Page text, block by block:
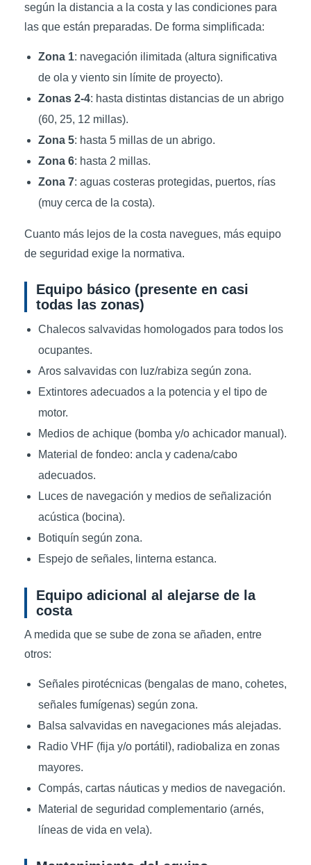
según la distancia a la costa y las condiciones para
las que están preparadas. De forma simplificada:
Zona 1: navegación ilimitada (altura significativa
de ola y viento sin límite de proyecto).
Zonas 2-4: hasta distintas distancias de un abrigo
(60, 25, 12 millas).
Zona 5: hasta 5 millas de un abrigo.
Zona 6: hasta 2 millas.
Zona 7: aguas costeras protegidas, puertos, rías
(muy cerca de la costa).
Cuanto más lejos de la costa navegues, más equipo
de seguridad exige la normativa.
Equipo básico (presente en casi
todas las zonas)
Chalecos salvavidas homologados para todos los
ocupantes.
Aros salvavidas con luz/rabiza según zona.
Extintores adecuados a la potencia y el tipo de
motor.
Medios de achique (bomba y/o achicador manual).
Material de fondeo: ancla y cadena/cabo
adecuados.
Luces de navegación y medios de señalización
acústica (bocina).
Botiquín según zona.
Espejo de señales, linterna estanca.
Equipo adicional al alejarse de la
costa
A medida que se sube de zona se añaden, entre
otros:
Señales pirotécnicas (bengalas de mano, cohetes,
señales fumígenas) según zona.
Balsa salvavidas en navegaciones más alejadas.
Radio VHF (fija y/o portátil), radiobaliza en zonas
mayores.
Compás, cartas náuticas y medios de navegación.
Material de seguridad complementario (arnés,
líneas de vida en vela).